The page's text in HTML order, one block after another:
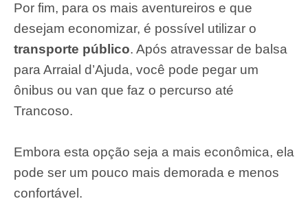
Por fim, para os mais aventureiros e que
desejam economizar, é possível utilizar o
transporte público. Após atravessar de balsa
para Arraial d’Ajuda, você pode pegar um
ônibus ou van que faz o percurso até
Trancoso.
Embora esta opção seja a mais econômica, ela
pode ser um pouco mais demorada e menos
confortável.